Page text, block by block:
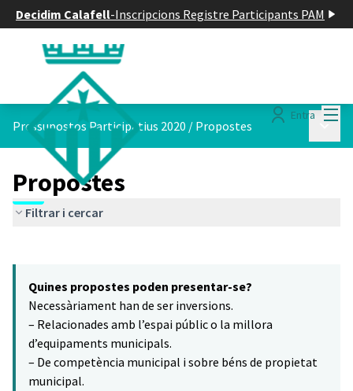
Decidim Calafell-Inscripcions Registre Participants PAM
Entra
Pressupostos Participatius 2020 / Propostes
Propostes
Filtrar i cercar
−
Quines propostes poden presentar-se?
Necessàriament han de ser inversions.
– Relacionades amb l’espai públic o la millora
d’equipaments municipals.
– De competència municipal i sobre béns de propietat
municipal.